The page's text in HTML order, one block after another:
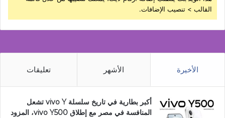
القالب > تنصيب الإضافات.
الأخيرة الأشهر تعليقات
أكبر بطارية في تاريخ سلسلة vivo Y تشعل
المنافسة في مصر مع إطلاق vivo Y500، المزود